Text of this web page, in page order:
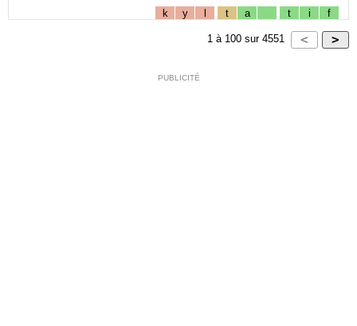
k y l t a t i f
1 à 100 sur 4551
PUBLICITÉ